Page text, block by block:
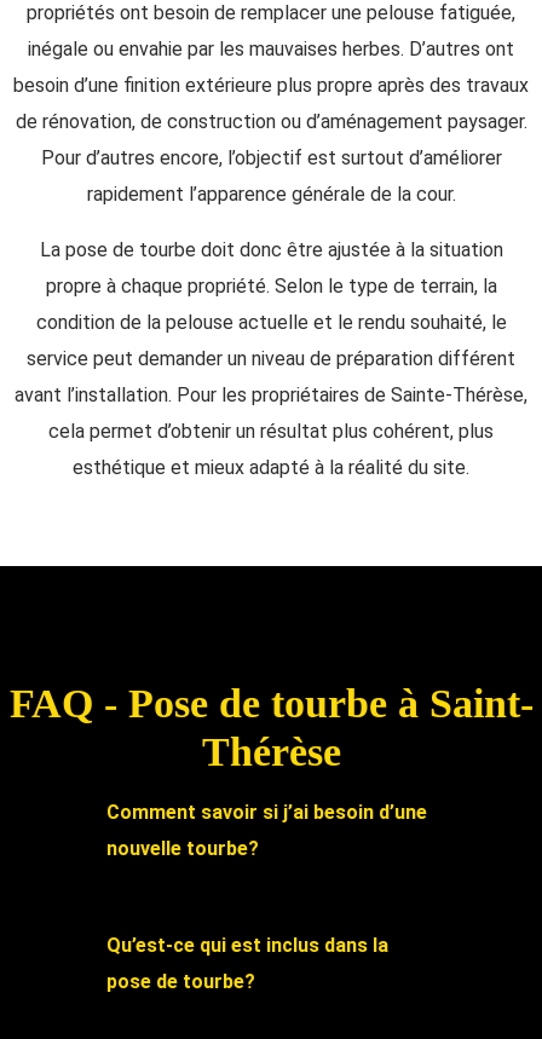
propriétés ont besoin de remplacer une pelouse fatiguée,
inégale ou envahie par les mauvaises herbes. D’autres ont
besoin d’une finition extérieure plus propre après des travaux
de rénovation, de construction ou d’aménagement paysager.
Pour d’autres encore, l’objectif est surtout d’améliorer
rapidement l’apparence générale de la cour.
La pose de tourbe doit donc être ajustée à la situation
propre à chaque propriété. Selon le type de terrain, la
condition de la pelouse actuelle et le rendu souhaité, le
service peut demander un niveau de préparation différent
avant l’installation. Pour les propriétaires de Sainte-Thérèse,
cela permet d’obtenir un résultat plus cohérent, plus
esthétique et mieux adapté à la réalité du site.
FAQ - Pose de tourbe à Saint-
Thérèse
Comment savoir si j’ai besoin d’une
nouvelle tourbe?
Qu’est-ce qui est inclus dans la
pose de tourbe?